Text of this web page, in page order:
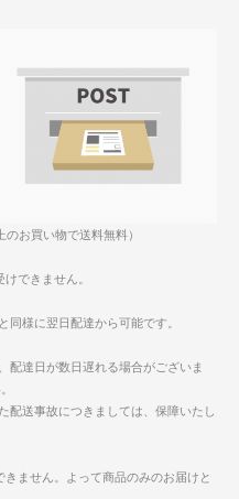
お買い物で送料無料）
できません。
同様に翌日配達から可能です。
達日が数日遅れる場合がございま
配送事故につきましては、保障いたし
ません。よって商品のみのお届けと